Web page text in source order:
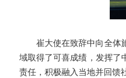
崔大使在致辞中向全体
域取得了可喜成绩，发挥了
责任，积极融入当地并回馈